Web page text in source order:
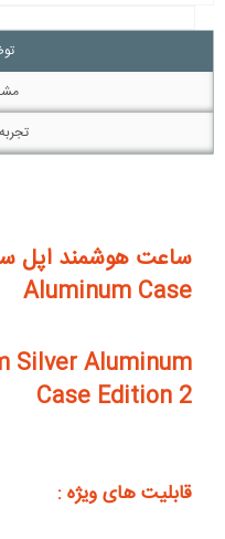
Aluminum Case
Silver Aluminum
Case Edition 2
قابلیت های ویژه :